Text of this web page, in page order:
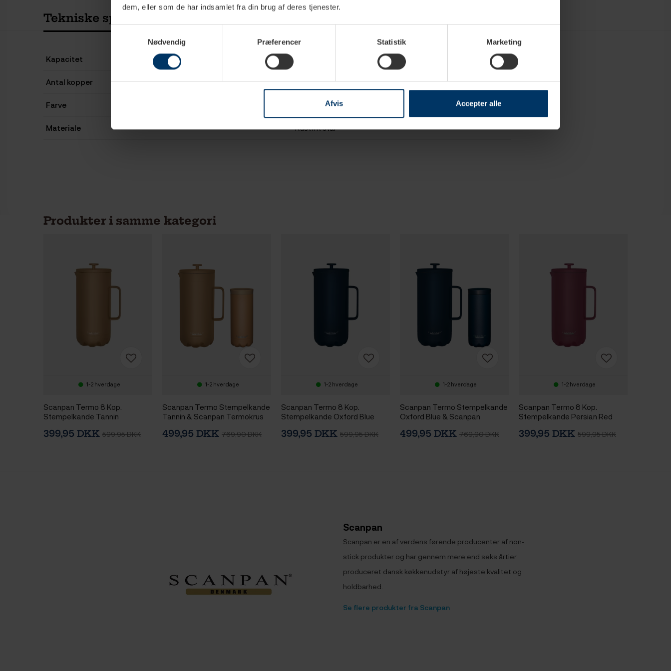
dem, eller som de har indsamlet fra din brug af deres tjenester.
Samtykkevalg
Nødvendig
Præferencer Statistik Marketing
Afvis Accepter alle
Tekniske specifikationer
Kapacitet
Antal kopper 8 kopper
Farve
Materiale Rustfrit stål
Produkter i samme kategori
1-2 hverdage
Scanpan Termo 8 Kop.
Stempelkande Tannin
399,95 DKK 599,95 DKK
1-2 hverdage
Scanpan Termo Stempelkande
Tannin & Scanpan Termokrus
499,95 DKK 769,90 DKK
1-2 hverdage
Scanpan Termo 8 Kop.
Stempelkande Oxford Blue
399,95 DKK 599,95 DKK
1-2 hverdage
Scanpan Termo Stempelkande
Oxford Blue & Scanpan
499,95 DKK 769,90 DKK
1-2 hverdage
Scanpan Termo 8 Kop.
Stempelkande Persian Red
399,95 DKK 599,95 DKK
Scanpan
Scanpan er en af verdens førende producenter af non-
stick produkter og har gennem mere end seks årtier
produceret dansk køkkenudstyr af højeste kvalitet og
holdbarhed.
Se flere produkter fra Scanpan